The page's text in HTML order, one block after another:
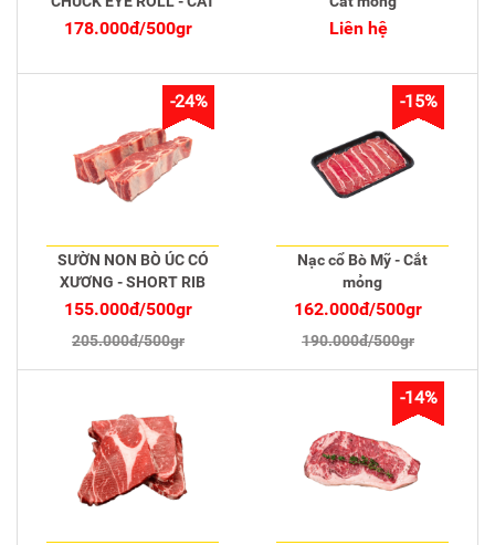
MỎNG
178.000đ/500gr Liên hệ
SƯỜN NON BÒ ÚC CÓ
XƯƠNG - SHORT RIB
BONE IN - CẮT STEAK
155.000đ/500gr
205.000đ/500gr
-24%
Nạc cổ Bò Mỹ - Cắt
mỏng
162.000đ/500gr
190.000đ/500gr
-15%
-14%